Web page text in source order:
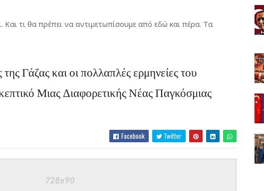
Και τι θα πρέπει να αντιμετωπίσουμε από εδώ και πέρα. Τα
Γάζας και οι πολλαπλές ερμηνείες του
Μιας Διαφορετικής Νέας Παγκόσμιας
Facebook Twitter